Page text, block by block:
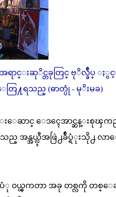
ရာင္းဆုိင္တခုတြင္ ဗုိလ္ခ်ဳပ္ ႏွင့္
ြ႔ရသည္ (ဓာတ္ပုံ - မုိးမခ)
ေဆာင္ ေဒၚေအာင္ဆန္းစု
အန္အယ္လ္ဒီအဖြဲ႕ခ်ဳပ္ရံုးသို႕ လာ
၀ယ္ၾကတာ အခု တစ္လကို တစ္ေ